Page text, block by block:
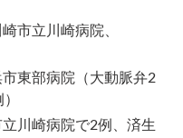
市立川崎病院、
東部病院（大動脈弁2
川崎病院で2例、済生